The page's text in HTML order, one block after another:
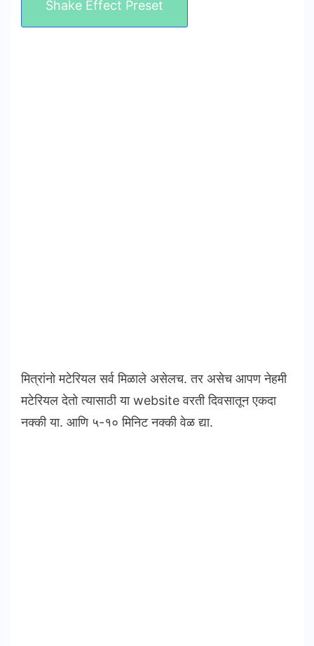
Shake Effect Preset
मित्रांनो मटेरियल सर्व मिळाले असेलच. तर असेच आपण नेहमी
मटेरियल देतो त्यासाठी या website वरती दिवसातून एकदा
नक्की या. आणि ५-१० मिनिट नक्की वेळ द्या.